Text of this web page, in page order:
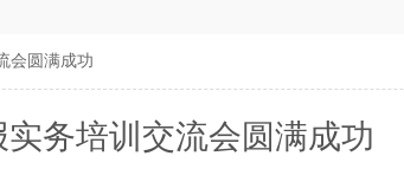
会圆满成功
务培训交流会圆满成功